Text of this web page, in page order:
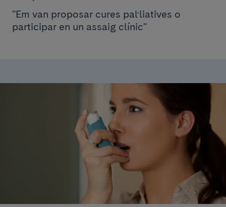
"Em van proposar cures pal·liatives o
participar en un assaig clínic"